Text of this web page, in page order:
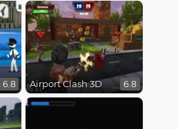
6.8 Airport Clash 3D 6.8